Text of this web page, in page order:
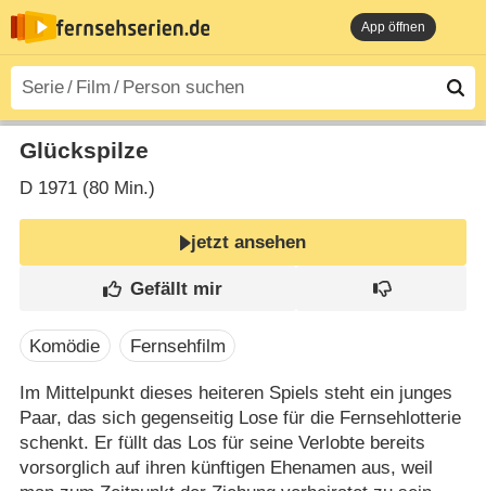
App öffnen
Glückspilze
D1971 (80 Min.)
jetzt ansehen
Komödie Fernsehfilm
Im Mittelpunkt dieses heiteren Spiels steht ein junges
Paar, das sich gegenseitig Lose für die Fernsehlotterie
schenkt. Er füllt das Los für seine Verlobte bereits
vorsorglich auf ihren künftigen Ehenamen aus, weil